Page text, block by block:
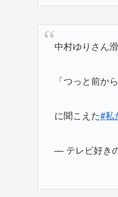
中村ゆりさん
「つっと前から
に聞こえた#私
— テレビ好き